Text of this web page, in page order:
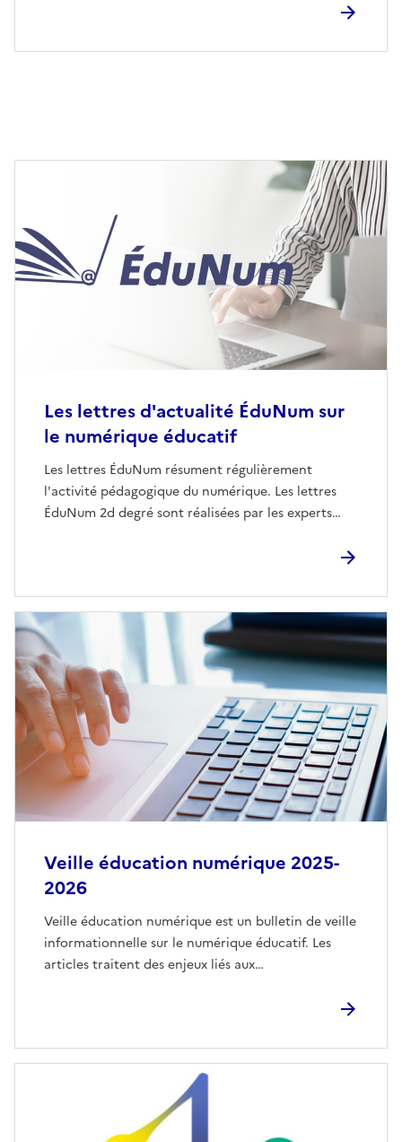
Les lettres d'actualité ÉduNum sur
le numérique éducatif
Les lettres ÉduNum résument régulièrement
l'activité pédagogique du numérique. Les lettres
ÉduNum 2d degré sont réalisées par les experts…
Veille éducation numérique 2025-
2026
Veille éducation numérique est un bulletin de veille
informationnelle sur le numérique éducatif. Les
articles traitent des enjeux liés aux…